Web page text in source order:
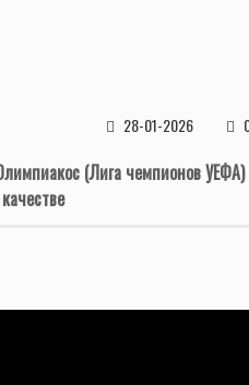
28-01-2026
(Лига чемпионов УЕФА)